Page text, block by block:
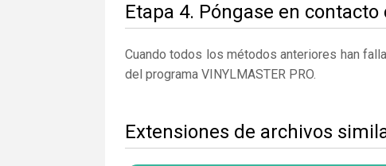
Etapa 4. Póngase en
Cuando todos los métodos anteriores han
del programa VINYLMASTER PRO.
Extensiones de archivos